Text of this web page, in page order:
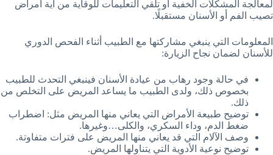
لمعالجة المشكلات الخفية أو تلقي التعليمات للوقاية من أية أمراض
تصيب الفم أو الأسنان مستقبلًا.
المعلومات التي ينبغي مشاركتها مع الطبيب أثناء الفحص الدوري
للأسنان لضمان نجاح الزيارة:
في حالة وجود رهاب من عيادة الأسنان فينبغي التحدث للطبيب
بخصوص ذلك، ولدى الطبيب ما يساعد المريض على التخلص من
ذلك.
توضيح طبيعة الأمراض التي يعاني منها المريض مثل: اضطراب
ضغط الدم، وداء السكري، والكلى…وغيرها.
وصف الآلام التي قد يعاني منها المريض على فترات متفاوتة.
توضيح نوعية الأدوية التي يتناولها المريض.